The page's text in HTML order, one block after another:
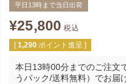
平日13時まで当日出荷
¥25,800 税込
[ 1,290 ポイント進呈 ]
本日13時00分までのご注文
うパック/送料無料） でお届